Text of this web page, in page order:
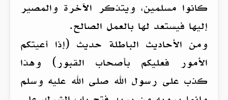
كانوا مسلمين، ويتذكر الآخرة والمصير
إليها فيستعد لها بالعمل الصالح.
ومن الأحاديث الباطلة حديث (إذا أعيتكم
الأمور فعليكم بأصحاب القبور) وهذا
كذب على رسول الله صلى الله عليه وسلم